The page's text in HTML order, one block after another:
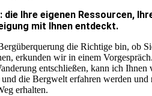
die Ihre eigenen Ressourcen,
mit Ihnen entdeckt.
die Richtige bin, ob
erkunden wir in einem
entschließen, kann ich Ihnen
und die Bergwelt erfahren werden
erhalten.